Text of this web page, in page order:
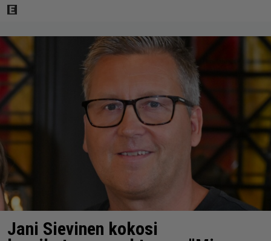
Jani Sievinen kokosi